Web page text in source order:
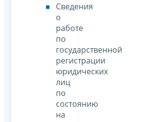
Сведения
о
работе
по
государственной
регистрации
юридических
лиц
по
состоянию
на